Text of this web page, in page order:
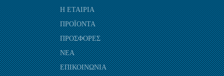
Η ΕΤΑΙΡΙΑ
ΠΡΟΪΟΝΤΑ
ΠΡΟΣΦΟΡΕΣ
ΝΕΑ
ΕΠΙΚΟΙΝΩΝΙΑ